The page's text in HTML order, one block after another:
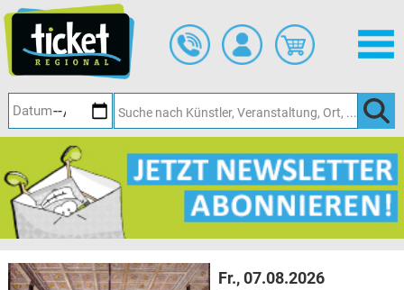
Hauptinhalt
springen
Fr., 07.08.2026